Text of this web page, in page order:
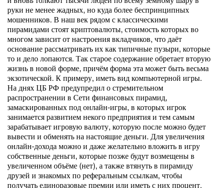
руки не менее жадных, но куда более беспринципных
мошенников. В наш век рядом с классическими
пирамидами стоят криптовалюты, стоимость которых во
многом зависит от настроения вкладчиков, что даёт
основание рассматривать их как типичные пузыри, которые
то и дело лопаются. Так старое содержание обретает вторую
жизнь в новой форме, причём форма эта может быть весьма
экзотической. К примеру, иметь вид компьютерной игры.
На днях ЦБ РФ предупредил о стремительном
распространении в Сети финансовых пирамид,
замаскированных под онлайн-игры, в которых игрок
занимается развитием некого предприятия и тем самым
зарабатывает игровую валюту, которую после можно будет
вывести и обменять на настоящие деньги. Для увеличения
онлайн-дохода можно и даже желательно вложить в игру
собственные деньги, которые позже будут возмещены в
увеличенном объёме (нет), а также втянуть в пирамиду
друзей и знакомых по реферальным ссылкам, чтобы
получать единоразовые премии или иметь с них процент.